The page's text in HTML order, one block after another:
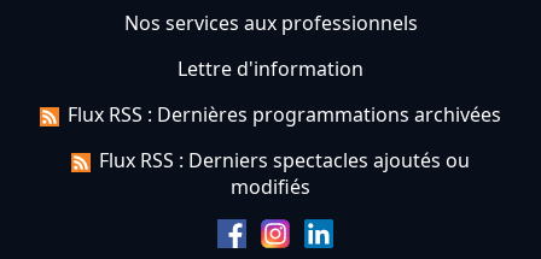
Nos services aux professionnels
Lettre d'information
Flux RSS : Dernières programmations archivées
Flux RSS : Derniers spectacles ajoutés ou
modifiés